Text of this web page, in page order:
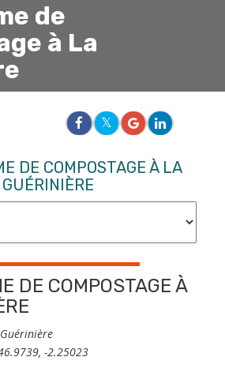
de
à La
DE COMPOSTAGE À LA
GUÉRINIÈRE
DE COMPOSTAGE À
-2.25023